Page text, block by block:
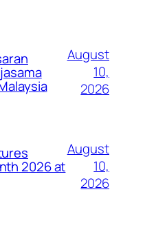
August
10,
2026
2026 at
August
10,
2026